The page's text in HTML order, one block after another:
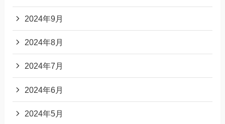
2024年9月
2024年8月
2024年7月
2024年6月
2024年5月